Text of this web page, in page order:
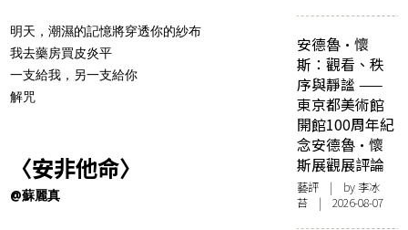
明天，潮濕的記憶將穿透你的紗布
我去藥房買皮炎平
一支給我，另一支給你
解咒
〈安非他命〉
@蘇麗真
安德魯·懷
斯：觀看、秩
序與靜謐 ——
東京都美術館
開館100周年紀
念安德魯·懷
斯展觀展評論
藝評 | by 李冰
苔 | 2026-08-07